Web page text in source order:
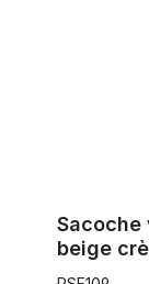
Sacoche
beige